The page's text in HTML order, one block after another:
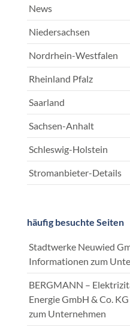
News
Niedersachsen
Nordrhein-Westfalen
Rheinland Pfalz
Saarland
Sachsen-Anhalt
Schleswig-Holstein
Stromanbieter-Details
häufig besuchte Seiten
Stadtwerke Neuwied
Informationen zum
BERGMANN –
Energie GmbH & Co.
zum Unternehmen